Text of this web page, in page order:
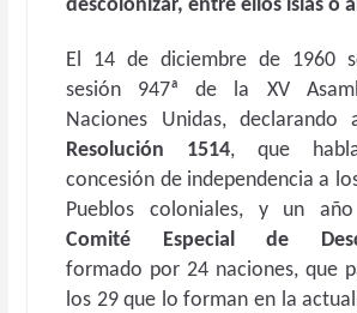
descolonizar, entre ellos islas o
El 14 de diciembre de 1960
sesión 947ª de la XV
Naciones Unidas,
Resolución 1514, que
concesión de independencia a
Pueblos coloniales, y un
Comité Especial de
formado por 24 naciones, que
los 29 que lo forman en la